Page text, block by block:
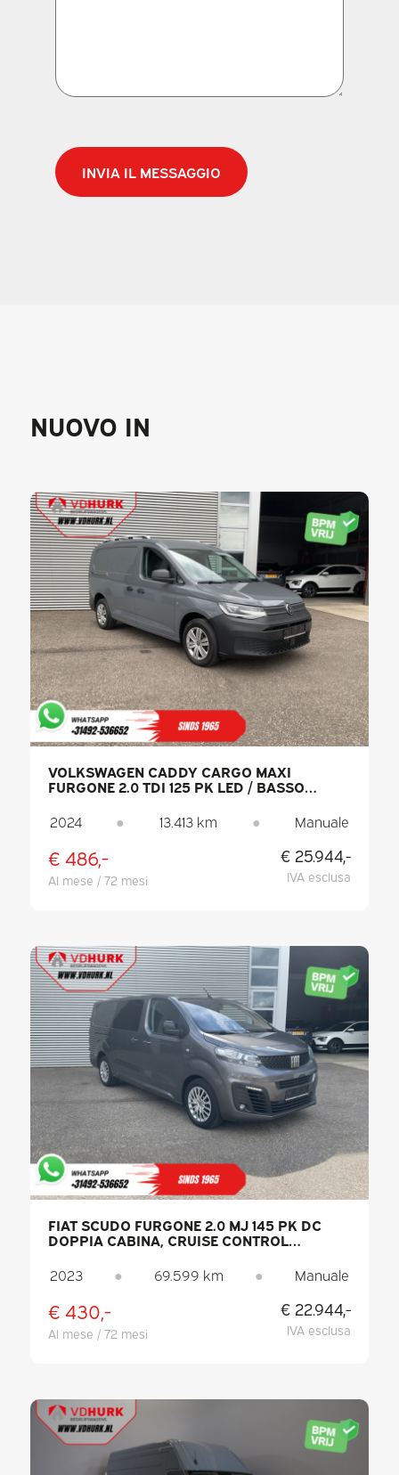
NUOVO IN
VOLKSWAGEN CADDY CARGO MAXI
FURGONE 2.0 TDI 125 PK LED / BASSO
CHILOMETRAGGIO / PDC / ARIA
CONDIZIONATA
2024 ● 13.413 km ● Manuale
€ 486,-
Al mese / 72 mesi
€ 25.944,-
IVA esclusa
FIAT SCUDO FURGONE 2.0 MJ 145 PK DC
DOPPIA CABINA, CRUISE CONTROL
KEYLESS / CARPLAY / NAVIGATORE / 6
POSTI / CLIMATIZZATORE / TELECAMERA /
2023 ● 69.599 km ● Manuale
€ 430,-
Al mese / 72 mesi
€ 22.944,-
IVA esclusa